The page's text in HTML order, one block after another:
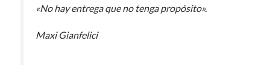
«No hay entrega que no tenga propósito».
Maxi Gianfelici